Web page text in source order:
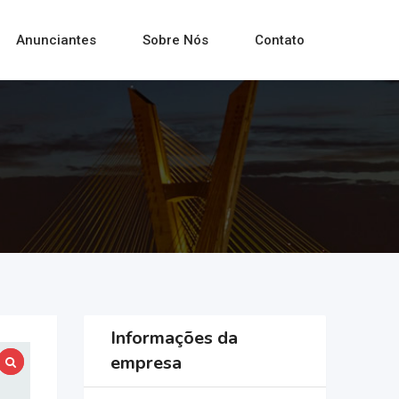
Anunciantes Sobre Nós Contato
Informações da
empresa